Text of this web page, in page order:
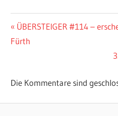
Vorheriger
Beitrag:
ÜBERSTEIGER #114 –
Fürth
Die Kommentare sind